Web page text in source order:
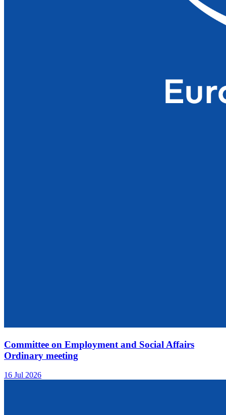
Committee on Employment and Social Affairs
Ordinary meeting
16 Jul 2026